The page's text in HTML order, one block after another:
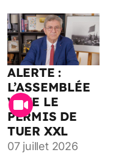
ALERTE :
L’ASSEMBLÉE
VOTE LE
PERMIS DE
TUER XXL
07 juillet 2026